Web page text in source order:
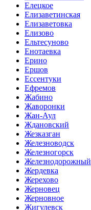
Елецкое
Елизаветинская
Елизаветовка
Елизово
Ельтесуново
Енотаевка
Ерино
Ершов
Ессентуки
Ефремов
Жабино
Жаворонки
Жан-Аул
Ждановский
Жезказган
Железноводск
Железногорск
Железнодорожный
Жердевка
Жерехово
Жерновец
Жерновное
Жигулевск